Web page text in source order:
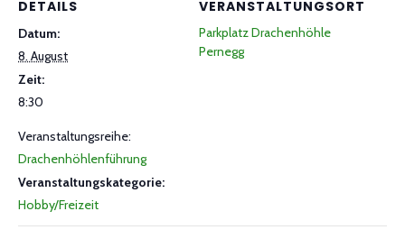
DETAILS
Datum:
8. August
Zeit:
8:30
Veranstaltungsreihe:
Drachenhöhlenführung
Veranstaltungskategorie:
Hobby/Freizeit
VERANSTALTUNGSORT
Parkplatz Drachenhöhle
Pernegg